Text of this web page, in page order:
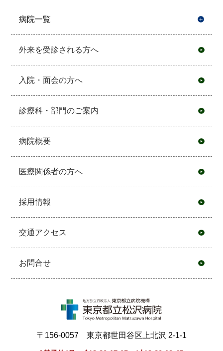
病院一覧
外来を受診される方へ
入院・面会の方へ
診療科・部門のご案内
病院概要
医療関係者の方へ
採用情報
交通アクセス
お問合せ
〒156-0057 東京都世田谷区上北沢 2-1-1